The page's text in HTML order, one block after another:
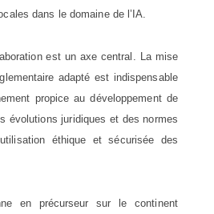
dans le domaine de l’IA.
est un axe central. La mise
adapté est indispensable
propice au développement de
évolutions juridiques et des normes
éthique et sécurisée des
en précurseur sur le continent